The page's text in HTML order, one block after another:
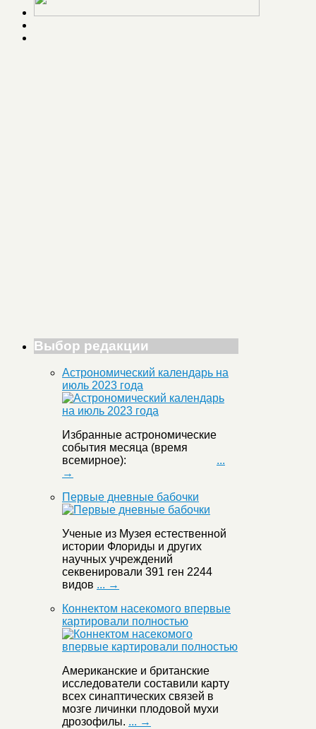
Выбор редакции
Астрономический календарь на
июль 2023 года
Избранные астрономические
события месяца (время
всемирное): ...
→
Первые дневные бабочки
Ученые из Музея естественной
истории Флориды и других
научных учреждений
секвенировали 391 ген 2244
видов ... →
Коннектом насекомого впервые
картировали полностью
Американские и британские
исследователи составили карту
всех синаптических связей в
мозге личинки плодовой мухи
дрозофилы. ... →